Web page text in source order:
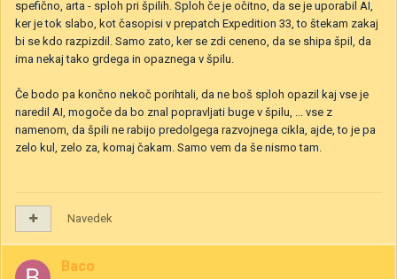
spefično, arta - sploh pri špilih. Sploh če je očitno, da se je uporabil AI,
ker je tok slabo, kot časopisi v prepatch Expedition 33, to štekam zakaj
bi se kdo razpizdil. Samo zato, ker se zdi ceneno, da se shipa špil, da
ima nekaj tako grdega in opaznega v špilu.
Če bodo pa končno nekoč porihtali, da ne boš sploh opazil kaj vse je
naredil AI, mogoče da bo znal popravljati buge v špilu, ... vse z
namenom, da špili ne rabijo predolgega razvojnega cikla, ajde, to je pa
zelo kul, zelo za, komaj čakam. Samo vem da še nismo tam.
Navedek
Baco